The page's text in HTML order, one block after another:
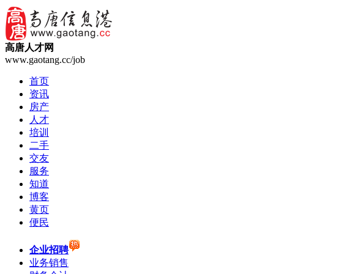
高唐人才网
www.gaotang.cc/job
首页
资讯
房产
人才
培训
二手
交友
服务
知道
博客
黄页
便民
企业招聘
业务销售